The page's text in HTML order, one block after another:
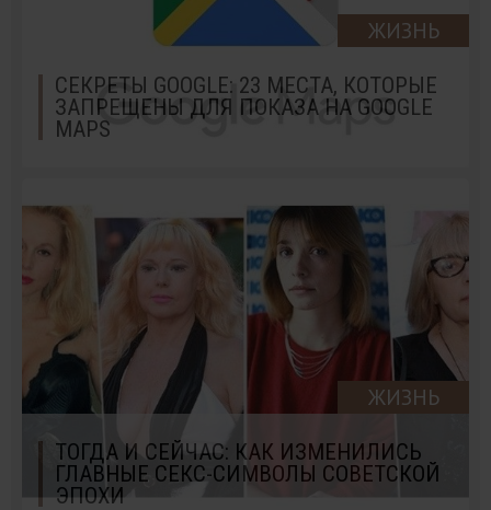
ЖИЗНЬ
СЕКРЕТЫ GOOGLE: 23 МЕСТА, КОТОРЫЕ
ЗАПРЕЩЕНЫ ДЛЯ ПОКАЗА НА GOOGLE
MAPS
ЖИЗНЬ
ТОГДА И СЕЙЧАС: КАК ИЗМЕНИЛИСЬ
ГЛАВНЫЕ СЕКС-СИМВОЛЫ СОВЕТСКОЙ
ЭПОХИ